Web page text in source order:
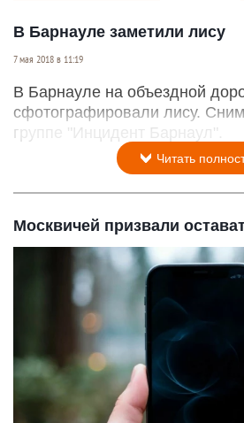
В Барнауле заметили лису
7 мая 2018 в 11:19
В Барнауле на объездной
сфотографировали лису.
группе "Инцидент Барнаул".
Читать
Москвичей призвали